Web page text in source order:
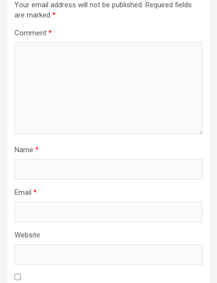
Your email address will not be published. Required fields
are marked *
Comment *
Name *
Email *
Website